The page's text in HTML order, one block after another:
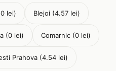
lei) Blejoi (4.57 lei)
(0 lei) Comarnic (0 lei)
Prahova (4.54 lei)